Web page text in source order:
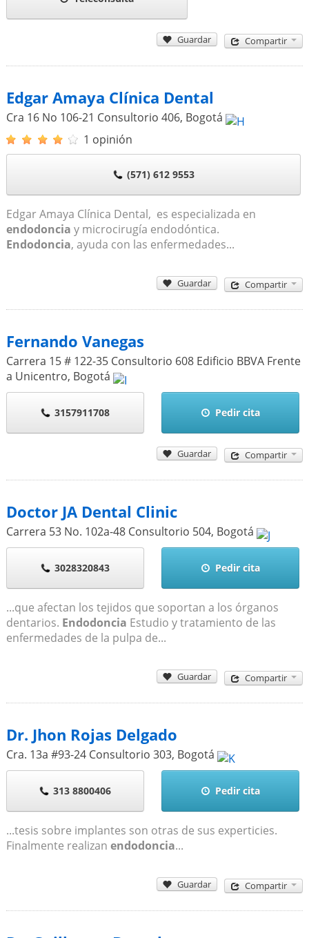
Guardar Compartir
Edgar Amaya Clínica Dental
Cra 16 No 106-21 Consultorio 406, Bogotá
1 opinión
(571) 612 9553
Edgar Amaya Clínica Dental, es especializada en
endodoncia y microcirugía endodóntica.
Endodoncia, ayuda con las enfermedades...
Guardar Compartir
Fernando Vanegas
Carrera 15 # 122-35 Consultorio 608 Edificio BBVA Frente
a Unicentro, Bogotá
3157911708 Pedir cita
Guardar Compartir
Doctor JA Dental Clinic
Carrera 53 No. 102a-48 Consultorio 504, Bogotá
3028320843 Pedir cita
...que afectan los tejidos que soportan a los órganos
dentarios. Endodoncia Estudio y tratamiento de las
enfermedades de la pulpa de...
Guardar Compartir
Dr. Jhon Rojas Delgado
Cra. 13a #93-24 Consultorio 303, Bogotá
313 8800406 Pedir cita
...tesis sobre implantes son otras de sus experticies.
Finalmente realizan endodoncia...
Guardar Compartir